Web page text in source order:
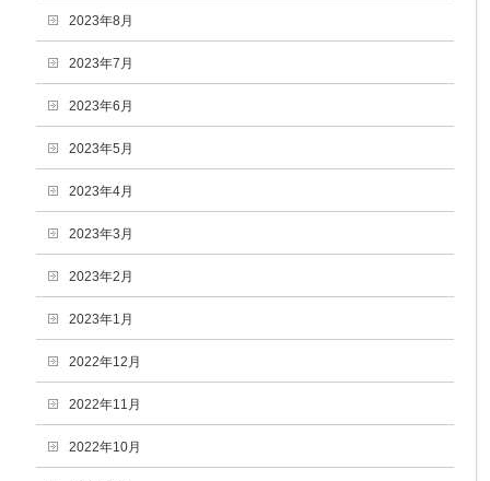
2023年8月
2023年7月
2023年6月
2023年5月
2023年4月
2023年3月
2023年2月
2023年1月
2022年12月
2022年11月
2022年10月